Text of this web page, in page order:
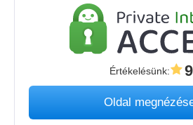
Értékelésünk:
Oldal